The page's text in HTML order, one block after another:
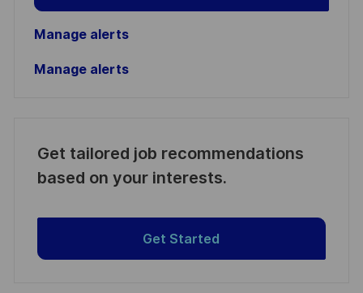
Manage alerts
Manage alerts
Get tailored job recommendations
based on your interests.
Get Started